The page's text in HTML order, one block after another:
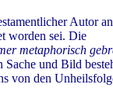
Autor
worden sei. Die
metaphorisch
Sache und Bild
von den